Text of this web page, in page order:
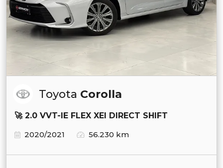
Toyota Corolla
🚀 2.0 VVT-IE FLEX XEI DIRECT SHIFT
2020/2021
56.230 km